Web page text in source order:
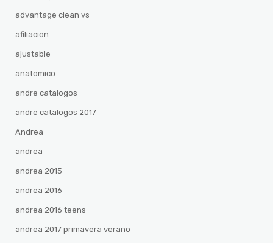
advantage clean vs
afiliacion
ajustable
anatomico
andre catalogos
andre catalogos 2017
Andrea
andrea
andrea 2015
andrea 2016
andrea 2016 teens
andrea 2017 primavera verano